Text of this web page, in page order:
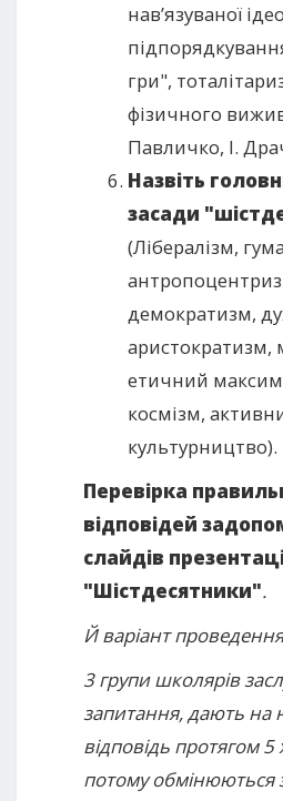
нав’язуваної
гри",
фізичного
Павличко, І.
Назвіть
засади
(Лібералізм,
демократизм,
аристократизм,
етичний
космізм,
культурництво).
Перевірка
відповідей
слайдів
"Шістдесятники".
Й варіант проведення
3 групи школярів
запитання, дають на
відповідь протягом
потому обмінюються